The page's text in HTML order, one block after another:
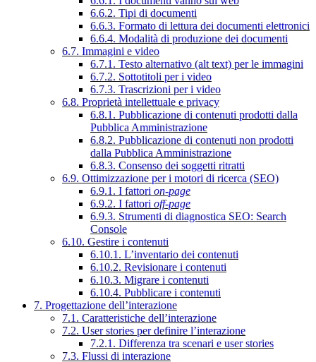
6.6.2. Tipi di documenti
6.6.3. Formato di lettura dei documenti elettronici
6.6.4. Modalità di produzione dei documenti
6.7. Immagini e video
6.7.1. Testo alternativo (alt text) per le immagini
6.7.2. Sottotitoli per i video
6.7.3. Trascrizioni per i video
6.8. Proprietà intellettuale e privacy
6.8.1. Pubblicazione di contenuti prodotti dalla
Pubblica Amministrazione
6.8.2. Pubblicazione di contenuti non prodotti
dalla Pubblica Amministrazione
6.8.3. Consenso dei soggetti ritratti
6.9. Ottimizzazione per i motori di ricerca (SEO)
6.9.1. I fattori on-page
6.9.2. I fattori off-page
6.9.3. Strumenti di diagnostica SEO: Search
Console
6.10. Gestire i contenuti
6.10.1. L’inventario dei contenuti
6.10.2. Revisionare i contenuti
6.10.3. Migrare i contenuti
6.10.4. Pubblicare i contenuti
7. Progettazione dell’interazione
7.1. Caratteristiche dell’interazione
7.2. User stories per definire l’interazione
7.2.1. Differenza tra scenari e user stories
7.3. Flussi di interazione